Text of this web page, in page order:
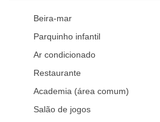
Beira-mar
Parquinho infantil
Ar condicionado
Restaurante
Academia (área comum)
Salão de jogos